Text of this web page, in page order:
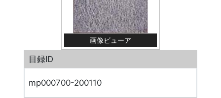
画像ビューア
目録ID
mp000700-200110